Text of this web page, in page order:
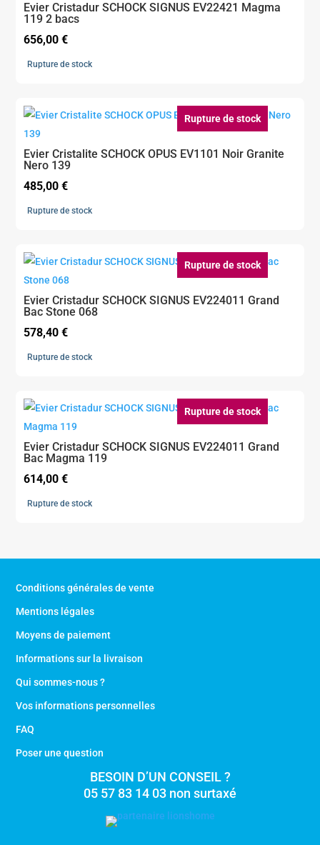
Evier Cristadur SCHOCK SIGNUS EV22421 Magma
119 2 bacs
656,00€
Rupture de stock
Rupture de stock
Evier Cristalite SCHOCK OPUS EV1101 Noir Granite
Nero 139
485,00€
Rupture de stock
Rupture de stock
Evier Cristadur SCHOCK SIGNUS EV224011 Grand
Bac Stone 068
578,40€
Rupture de stock
Rupture de stock
Evier Cristadur SCHOCK SIGNUS EV224011 Grand
Bac Magma 119
614,00€
Rupture de stock
Conditions générales de vente
Mentions légales
Moyens de paiement
Informations sur la livraison
Qui sommes-nous ?
Vos informations personnelles
FAQ
Poser une question
BESOIN D’UN CONSEIL ?
05 57 83 14 03 non surtaxé